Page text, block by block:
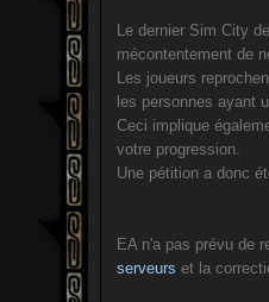
Le dernier Sim City
mécontentement de
Les joueurs
les personnes ayant
Ceci implique
votre progression.
Une pétition a donc
EA n'a pas prévu de
serveurs et la